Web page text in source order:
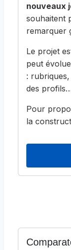
nouveaux
souhaitent
remarquer
Le projet
peut
:
des
Pour
la